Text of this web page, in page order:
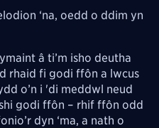
‘na, oedd o ddim yn
â ti’m isho deutha
rhaid fi godi ffôn a lwcus
o’n i 'di meddwl neud
godi ffôn – rhif ffôn odd
dyn ‘ma, a nath o